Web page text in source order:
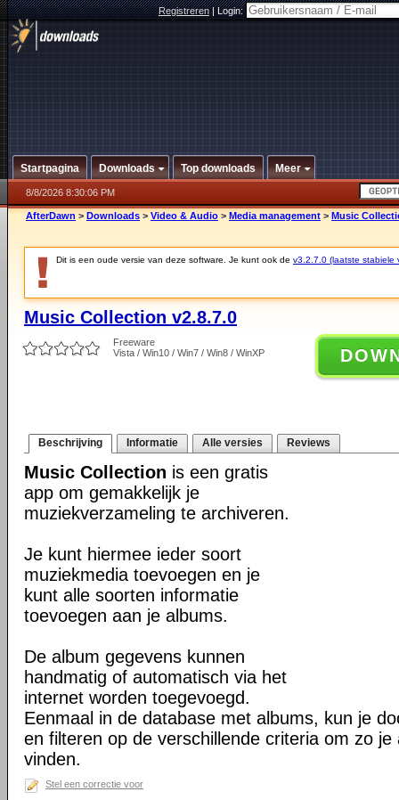
Registreren|Login:
Startpagina Downloads Top downloads Meer
8/8/2026 8:30:06 PM
AfterDawn > Downloads > Video & Audio > Media management > Music
Dit is een oude versie van deze software. Je kunt ook de v3.2.7.0 (laatste stabiele
Music Collection v2.8.7.0
Freeware
Vista / Win10 / Win7 / Win8 / WinXP
Beschrijving Informatie Alle versies Reviews
Music Collection is een gratis
app om gemakkelijk je
muziekverzameling te archiveren.
Je kunt hiermee ieder soort
muziekmedia toevoegen en je
kunt alle soorten informatie
toevoegen aan je albums.
De album gegevens kunnen
handmatig of automatisch via het
internet worden toegevoegd.
Eenmaal in de database met albums, kun je
en filteren op de verschillende criteria om zo
vinden.
Stel een correctie voor